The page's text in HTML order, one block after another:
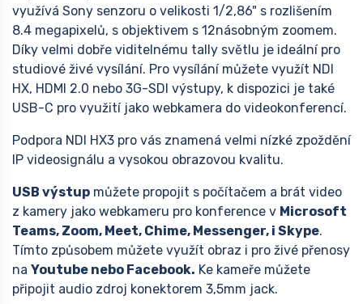
využívá Sony senzoru o velikosti 1/2,86" s rozlišením
8.4 megapixelů, s objektivem s 12násobným zoomem.
Díky velmi dobře viditelnému tally světlu je ideální pro
studiové živé vysílání. Pro vysílání můžete využít NDI
HX, HDMI 2.0 nebo 3G-SDI výstupy, k dispozici je také
USB-C pro využití jako webkamera do videokonferencí.
Podpora NDI HX3 pro vás znamená velmi nízké zpoždění
IP videosignálu a vysokou obrazovou kvalitu.
USB výstup můžete propojit s počítačem a brát video
z kamery jako webkameru pro konference v Microsoft
Teams, Zoom, Meet, Chime, Messenger, i Skype.
Tímto způsobem můžete využít obraz i pro živé přenosy
na Youtube nebo Facebook. Ke kameře můžete
připojit audio zdroj konektorem 3,5mm jack.